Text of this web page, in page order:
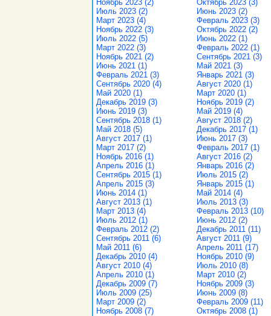
Ноябрь 2023 (2)
Июль 2023 (2)
Март 2023 (4)
Ноябрь 2022 (3)
Июль 2022 (5)
Март 2022 (3)
Ноябрь 2021 (2)
Июнь 2021 (1)
Февраль 2021 (3)
Сентябрь 2020 (4)
Май 2020 (1)
Декабрь 2019 (3)
Июнь 2019 (3)
Сентябрь 2018 (1)
Май 2018 (5)
Август 2017 (1)
Март 2017 (2)
Ноябрь 2016 (1)
Апрель 2016 (1)
Сентябрь 2015 (1)
Апрель 2015 (3)
Июнь 2014 (1)
Август 2013 (1)
Март 2013 (4)
Июль 2012 (1)
Февраль 2012 (2)
Сентябрь 2011 (6)
Май 2011 (6)
Декабрь 2010 (4)
Август 2010 (4)
Апрель 2010 (1)
Декабрь 2009 (7)
Июль 2009 (25)
Март 2009 (2)
Ноябрь 2008 (7)
Октябрь 2023 (3)
Июнь 2023 (2)
Февраль 2023 (3)
Октябрь 2022 (2)
Июнь 2022 (1)
Февраль 2022 (1)
Сентябрь 2021 (3)
Май 2021 (3)
Январь 2021 (3)
Август 2020 (1)
Март 2020 (1)
Ноябрь 2019 (2)
Май 2019 (4)
Август 2018 (2)
Декабрь 2017 (1)
Июнь 2017 (3)
Февраль 2017 (1)
Август 2016 (2)
Январь 2016 (2)
Июль 2015 (2)
Январь 2015 (1)
Май 2014 (4)
Июль 2013 (3)
Февраль 2013 (10)
Июнь 2012 (2)
Декабрь 2011 (11)
Август 2011 (9)
Апрель 2011 (17)
Ноябрь 2010 (9)
Июль 2010 (8)
Март 2010 (2)
Ноябрь 2009 (3)
Июнь 2009 (8)
Февраль 2009 (11)
Октябрь 2008 (1)